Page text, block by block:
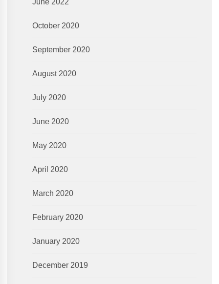
October 2020
September 2020
August 2020
July 2020
June 2020
May 2020
April 2020
March 2020
February 2020
January 2020
December 2019